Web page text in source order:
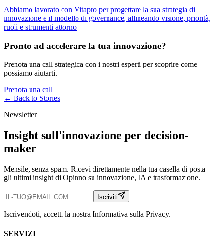
Abbiamo lavorato con Vitapro per progettare la sua strategia di
innovazione e il modello di governance, allineando visione, priorità,
ruoli e strumenti attorno
Pronto ad accelerare la tua innovazione?
Prenota una call strategica con i nostri esperti per scoprire come
possiamo aiutarti.
Prenota una call
← Back to Stories
Newsletter
Insight sull'innovazione per decision-
maker
Mensile, senza spam. Ricevi direttamente nella tua casella di posta
gli ultimi insight di Opinno su innovazione, IA e trasformazione.
Iscriviti
Iscrivendoti, accetti la nostra Informativa sulla Privacy.
SERVIZI